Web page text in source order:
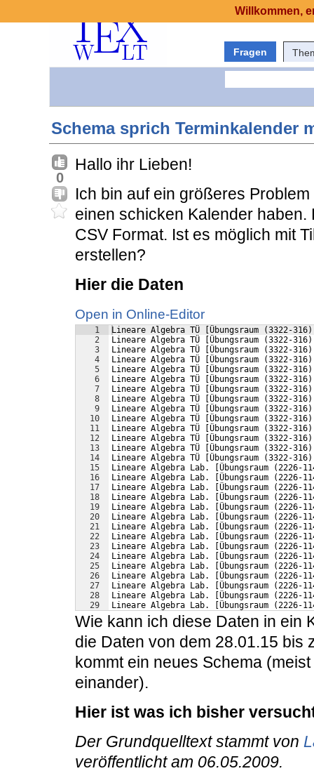
Fragen
Schema sprich Terminkalender
0
Hallo ihr Lieben!
Ich bin auf ein größeres
einen schicken Kalender
CSV Format. Ist es möglich mit
erstellen?
Hier die Daten
Open in Online-Editor
1
2
3
4
5
6
7
8
9
10
11
12
13
14
15
16
17
18
19
20
21
22
23
24
25
26
27
28
29
Lineare Algebra TÜ [Übungsraum (3322-
Lineare Algebra TÜ [Übungsraum (3322-
Lineare Algebra TÜ [Übungsraum (3322-
Lineare Algebra TÜ [Übungsraum (3322-
Lineare Algebra TÜ [Übungsraum (3322-
Lineare Algebra TÜ [Übungsraum (3322-
Lineare Algebra TÜ [Übungsraum (3322-
Lineare Algebra TÜ [Übungsraum (3322-
Lineare Algebra TÜ [Übungsraum (3322-
Lineare Algebra TÜ [Übungsraum (3322-
Lineare Algebra TÜ [Übungsraum (3322-
Lineare Algebra TÜ [Übungsraum (3322-
Lineare Algebra TÜ [Übungsraum (3322-
Lineare Algebra TÜ [Übungsraum (3322-
Lineare Algebra Lab. [Übungsraum (2226-
Lineare Algebra Lab. [Übungsraum (2226-
Lineare Algebra Lab. [Übungsraum (2226-
Lineare Algebra Lab. [Übungsraum (2226-
Lineare Algebra Lab. [Übungsraum (2226-
Lineare Algebra Lab. [Übungsraum (2226-
Lineare Algebra Lab. [Übungsraum (2226-
Lineare Algebra Lab. [Übungsraum (2226-
Lineare Algebra Lab. [Übungsraum (2226-
Lineare Algebra Lab. [Übungsraum (2226-
Lineare Algebra Lab. [Übungsraum (2226-
Lineare Algebra Lab. [Übungsraum (2226-
Lineare Algebra Lab. [Übungsraum (2226-
Lineare Algebra Lab. [Übungsraum (2226-
Lineare Algebra Lab. [Übungsraum (2226-
Wie kann ich diese Daten in ein
die Daten von dem 28.01.15 bis
kommt ein neues Schema
einander).
Hier ist was ich bisher
Der Grundquelltext stammt von
veröffentlicht am 06.05.2009.
Willkommen,